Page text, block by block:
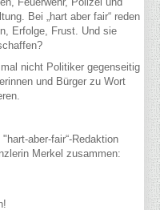
Bei „hart aber fair“ reden
Erfolge, Frust. Und sie
nicht Politiker gegenseitig
und Bürger zu Wort
aber-fair“-Redaktion
Merkel zusammen: